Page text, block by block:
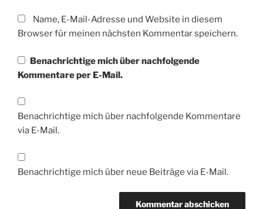
Name, E-Mail-Adresse und Website in diesem
Browser für meinen nächsten Kommentar speichern.
Benachrichtige mich über nachfolgende
Kommentare per E-Mail.
Benachrichtige mich über nachfolgende Kommentare
via E-Mail.
Benachrichtige mich über neue Beiträge via E-Mail.